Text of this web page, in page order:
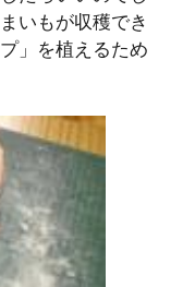
いもが収穫でき
」を植えるため